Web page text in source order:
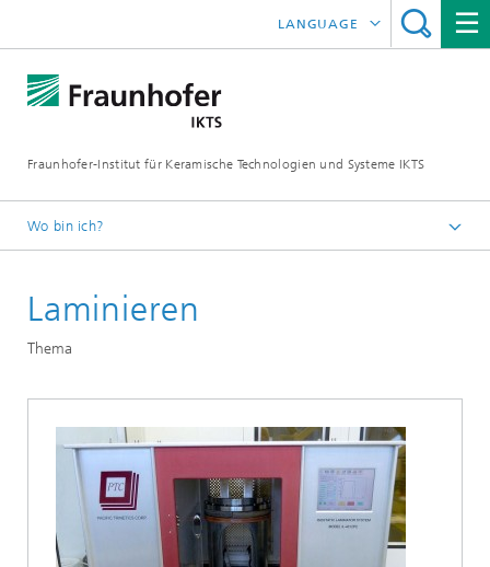
Fraunhofer-Institut für Keramische Technologien und Systeme IKTS
LANGUAGE
ČESKÝ
Wo bin ich?
Abteilungen
Mikrosysteme, LTCC und HTCC
Technologie
Laminieren
Thema